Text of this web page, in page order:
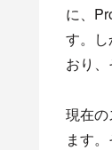
に、
す。
おり
現在
ます